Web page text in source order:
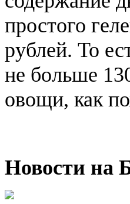
простого
рублей. То
не больше
овощи, как
Новости на